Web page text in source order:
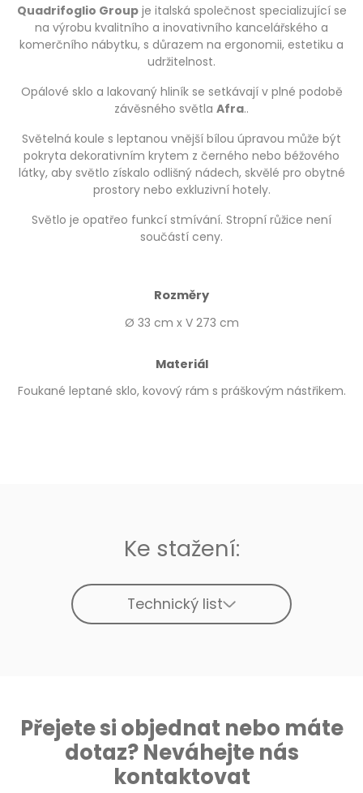
Quadrifoglio Groupje italská společnost specializující se
na výrobu kvalitního a inovativního kancelářského a
komerčního nábytku, s důrazem na ergonomii, estetiku a
udržitelnost.
Opálové sklo a lakovaný hliník se setkávají v plné podobě
závěsného světla Afra..
Světelná koule s leptanou vnější bílou úpravou může být
pokryta dekorativním krytem z černého nebo béžového
látky, aby světlo získalo odlišný nádech, skvělé pro obytné
prostory nebo exkluzivní hotely.
Světlo je opatřeo funkcí stmívání. Stropní růžice není
součástí ceny.
Rozměry
Ø 33 cm x V 273 cm
Materiál
Foukané leptané sklo, kovový rám s práškovým nástřikem.
Ke stažení:
Technický list
Přejete si objednat nebo máte
dotaz? Neváhejte nás
kontaktovat